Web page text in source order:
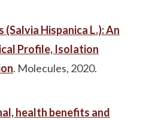
(Salvia Hispanica L.): An
Profile, Isolation
. Molecules, 2020.
health benefits and